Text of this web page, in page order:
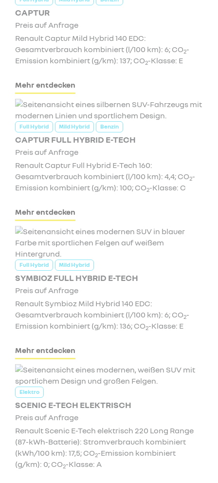
CAPTUR
Preis auf Anfrage
Renault Captur Mild Hybrid 140 EDC:
Gesamtverbrauch kombiniert (l/100 km): 6; CO2-
Emission kombiniert (g/km): 137; CO2-Klasse: E
Mehr entdecken
Full Hybrid Mild Hybrid Benzin
CAPTUR FULL HYBRID E-TECH
Preis auf Anfrage
Renault Captur Full Hybrid E-Tech 160:
Gesamtverbrauch kombiniert (l/100 km): 4,4; CO2-
Emission kombiniert (g/km): 100; CO2-Klasse: C
Mehr entdecken
Full Hybrid Mild Hybrid
SYMBIOZ FULL HYBRID E-TECH
Preis auf Anfrage
Renault Symbioz Mild Hybrid 140 EDC:
Gesamtverbrauch kombiniert (l/100 km): 6; CO2-
Emission kombiniert (g/km): 136; CO2-Klasse: E
Mehr entdecken
Elektro
SCENIC E-TECH ELEKTRISCH
Preis auf Anfrage
Renault Scenic E-Tech elektrisch 220 Long Range
(87-kWh-Batterie): Stromverbrauch kombiniert
(kWh/100 km): 17,5; CO2-Emission kombiniert
(g/km): 0; CO2-Klasse: A